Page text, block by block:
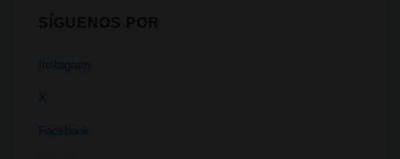
Instagram
X
Facebook